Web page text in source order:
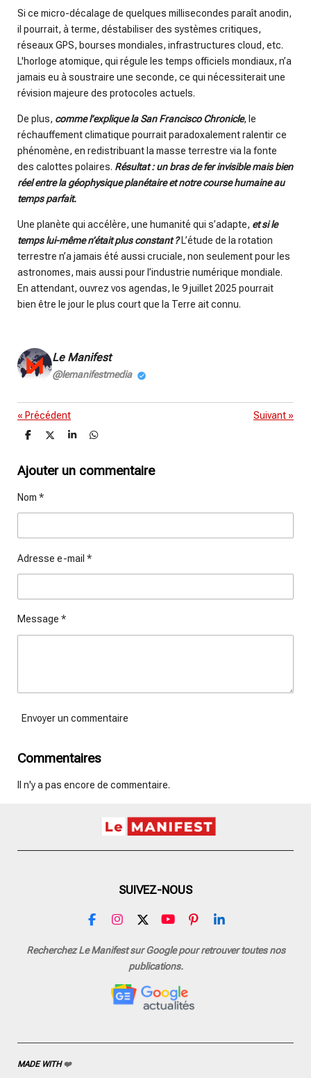
Si ce micro-décalage de quelques millisecondes paraît anodin,
il pourrait, à terme, déstabiliser des systèmes critiques,
réseaux GPS, bourses mondiales, infrastructures cloud, etc.
L'horloge atomique, qui régule les temps officiels mondiaux, n’a
jamais eu à soustraire une seconde, ce qui nécessiterait une
révision majeure des protocoles actuels.
De plus, comme l’explique la San Francisco Chronicle, le
réchauffement climatique pourrait paradoxalement ralentir ce
phénomène, en redistribuant la masse terrestre via la fonte
des calottes polaires. Résultat : un bras de fer invisible mais bien
réel entre la géophysique planétaire et notre course humaine au
temps parfait.
Une planète qui accélère, une humanité qui s’adapte, et si le
temps lui-même n’était plus constant ?L’étude de la rotation
terrestre n’a jamais été aussi cruciale, non seulement pour les
astronomes, mais aussi pour l’industrie numérique mondiale.
En attendant, ouvrez vos agendas, le 9 juillet 2025 pourrait
bien être le jour le plus court que la Terre ait connu.
Le Manifest
@lemanifestmedia
« Précédent Suivant »
P
t
a
e
P
t
a
P
t
a
P
t
a
Ajouter un commentaire
Nom *
Adresse e-mail *
Message *
Envoyer un commentaire
Commentaires
Il n'y a pas encore de commentaire.
SUIVEZ-NOUS
F
c
I
s
r
a
X
Y
u
T
u
e
P
n
s
t
L
n
Recherchez Le Manifest sur Google pour retrouver toutes nos
publications.
MADE WITH❤️